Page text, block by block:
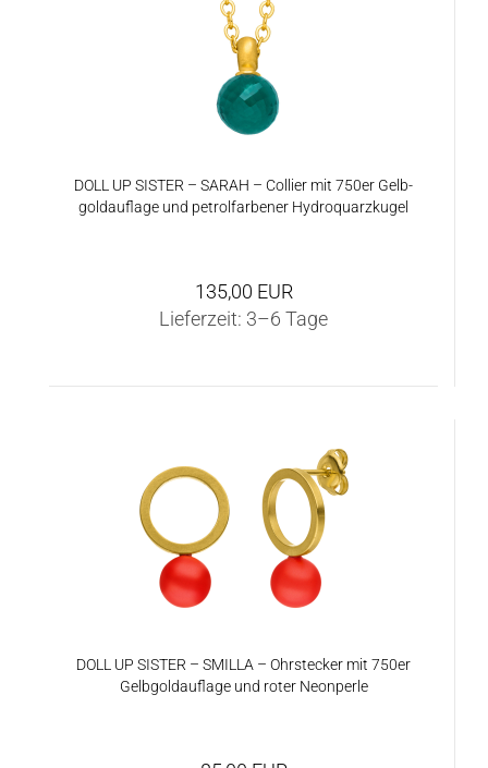
DOLL UP SIS­TER – SARAH – Col­lier mit 750er Gelb­
gold­auf­la­ge und pe­trolfar­be­ner Hy­dro­quarz­ku­gel
135,00 EUR
Lieferzeit: 3–6 Tage
DOLL UP SIS­TER – SMIL­LA – Ohr­ste­cker mit 750er
Gelb­gold­auf­la­ge und roter Ne­on­per­le